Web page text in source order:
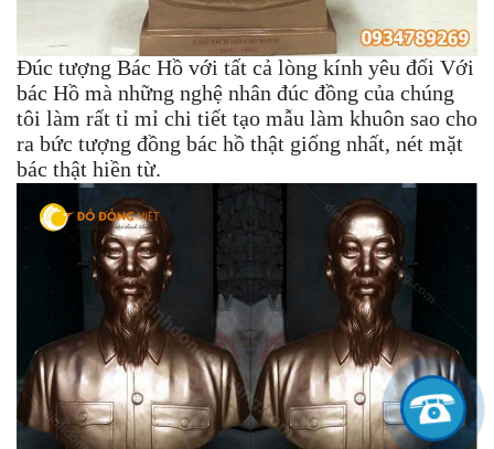
Đúc tượng Bác Hồ với tất cả lòng kính yêu đối Với
bác Hồ mà những nghệ nhân đúc đồng của chúng
tôi làm rất tỉ mỉ chi tiết tạo mẫu làm khuôn sao cho
ra bức tượng đồng bác hồ thật giống nhất, nét mặt
bác thật hiền từ.